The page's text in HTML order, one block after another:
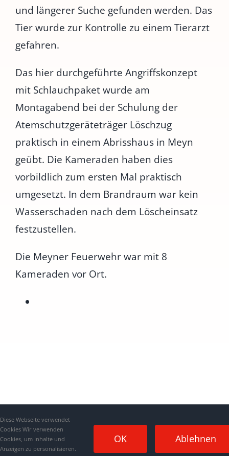
und längerer Suche gefunden werden. Das
Tier wurde zur Kontrolle zu einem Tierarzt
gefahren.
Das hier durchgeführte Angriffskonzept
mit Schlauchpaket wurde am
Montagabend bei der Schulung der
Atemschutzgeräteträger Löschzug
praktisch in einem Abrisshaus in Meyn
geübt. Die Kameraden haben dies
vorbildlich zum ersten Mal praktisch
umgesetzt. In dem Brandraum war kein
Wasserschaden nach dem Löscheinsatz
festzustellen.
Die Meyner Feuerwehr war mit 8
Kameraden vor Ort.
Diese Webseite verwendet
Cookies Wir verwenden
Cookies, um Inhalte und
Anzeigen zu personalisieren.
OK Ablehnen